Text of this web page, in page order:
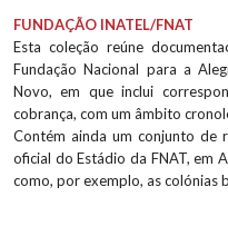
FUNDAÇÃO INATEL/FNAT
Esta coleção reúne
Fundação Nacional para a
Novo, em que inclui
cobrança, com um âmbito
Contém ainda um conjunto de
oficial do Estádio da FNAT, em
como, por exemplo, as colónias